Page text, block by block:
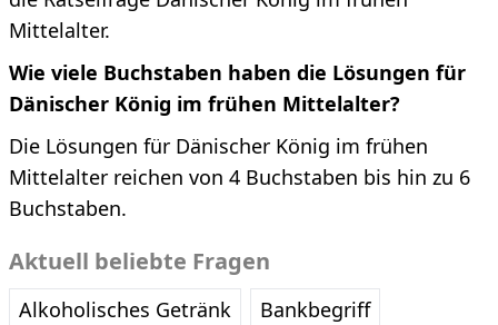
Mittelalter.
Wie viele Buchstaben haben die Lösungen für
Dänischer König im frühen Mittelalter?
Die Lösungen für Dänischer König im frühen
Mittelalter reichen von 4 Buchstaben bis hin zu 6
Buchstaben.
Aktuell beliebte Fragen
Alkoholisches Getränk
Bankbegriff